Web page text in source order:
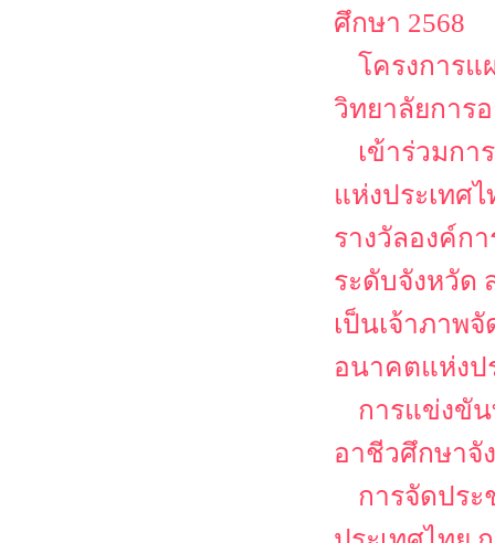
ศึกษา 2568
โครงการ
วิทยาลัยการ
เข้าร่วมก
แห่งประเทศ
รางวัลองค์ก
ระดับจังหวัด
เป็นเจ้าภาพ
อนาคตแห่งป
การแข่งขั
อาชีวศึกษาจั
การจัดปร